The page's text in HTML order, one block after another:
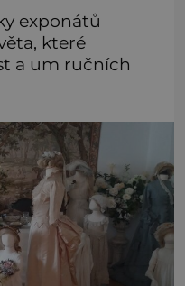
exponátů
které
a um ručních